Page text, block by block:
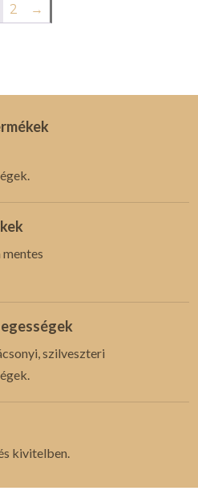
2 →
szilveszteri
kivitelben.